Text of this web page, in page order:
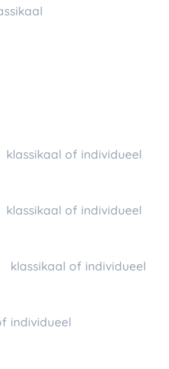
klassikaal of individueel
klassikaal of individueel
klassikaal of individueel
individueel